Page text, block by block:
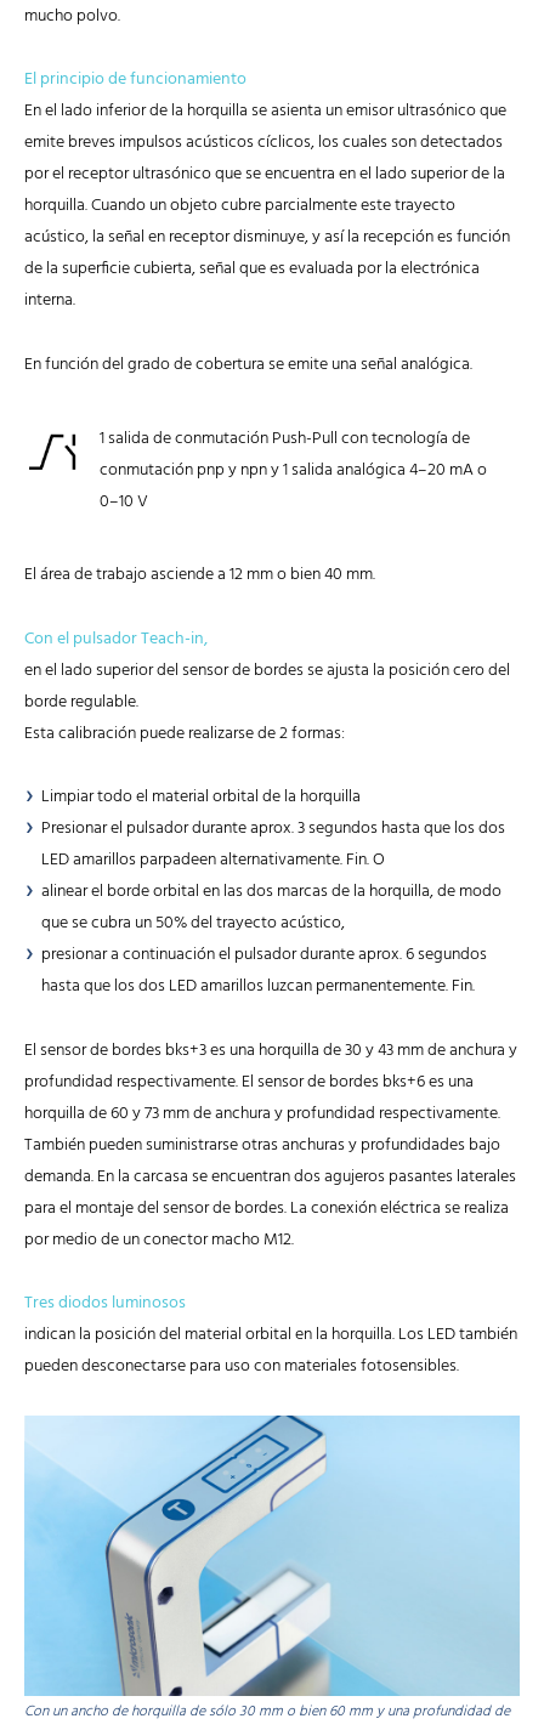
mucho polvo.
El principio de funcionamiento
En el lado inferior de la horquilla se asienta un emisor ultrasónico que
emite breves impulsos acústicos cíclicos, los cuales son detectados
por el receptor ultrasónico que se encuentra en el lado superior de la
horquilla. Cuando un objeto cubre parcialmente este trayecto
acústico, la señal en receptor disminuye, y así la recepción es función
de la superficie cubierta, señal que es evaluada por la electrónica
interna.
En función del grado de cobertura se emite una señal analógica.
1 salida de conmutación Push-Pull con tecnología de
conmutación pnp y npn y 1 salida analógica 4–20 mA o
0–10 V
El área de trabajo asciende a 12 mm o bien 40 mm.
Con el pulsador Teach-in,
en el lado superior del sensor de bordes se ajusta la posición cero del
borde regulable.
Esta calibración puede realizarse de 2 formas:
Limpiar todo el material orbital de la horquilla
Presionar el pulsador durante aprox. 3 segundos hasta que los dos
LED amarillos parpadeen alternativamente. Fin. O
alinear el borde orbital en las dos marcas de la horquilla, de modo
que se cubra un 50% del trayecto acústico,
presionar a continuación el pulsador durante aprox. 6 segundos
hasta que los dos LED amarillos luzcan permanentemente. Fin.
El sensor de bordes bks+3 es una horquilla de 30 y 43 mm de anchura y
profundidad respectivamente. El sensor de bordes bks+6 es una
horquilla de 60 y 73 mm de anchura y profundidad respectivamente.
También pueden suministrarse otras anchuras y profundidades bajo
demanda. En la carcasa se encuentran dos agujeros pasantes laterales
para el montaje del sensor de bordes. La conexión eléctrica se realiza
por medio de un conector macho M12.
Tres diodos luminosos
indican la posición del material orbital en la horquilla. Los LED también
pueden desconectarse para uso con materiales fotosensibles.
Con un ancho de horquilla de sólo 30 mm o bien 60 mm y una profundidad de